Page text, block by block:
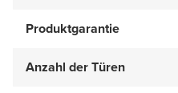
Produktgarantie
Anzahl der Türen